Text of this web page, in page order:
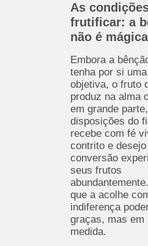
As
frutificar: a
não é mágica
Embora a
tenha por si
objetiva, o fruto
produz na alma
em grande
disposições do
recebe com fé
contrito e
conversão
seus frutos
que a acolhe
indiferença
graças, mas em
medida.